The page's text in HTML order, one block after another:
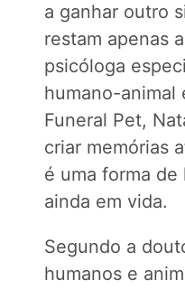
a ganhar outro
restam apenas
psicóloga
humano-animal
Funeral Pet,
criar memórias
é uma forma
ainda em vida.
Segundo a
humanos e